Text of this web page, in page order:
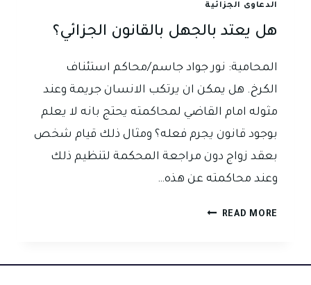
الدعاوى الجزائية
هل يعتد بالجهل بالقانون الجزائي؟
المحامية: نور جواد جاسم/محاكم استئناف
الكرخ. هل يمكن ان يرتكب الانسان جريمة وعند
مثوله امام القاضي لمحاكمته يحتج بانه لا يعلم
بوجود قانون يجرم فعله؟ ومثال ذلك قيام شخص
بعقد زواج دون مراجعة المحكمة لتنظيم ذلك
وعند محاكمته عن هذه…
READ MORE هل
بالقانون